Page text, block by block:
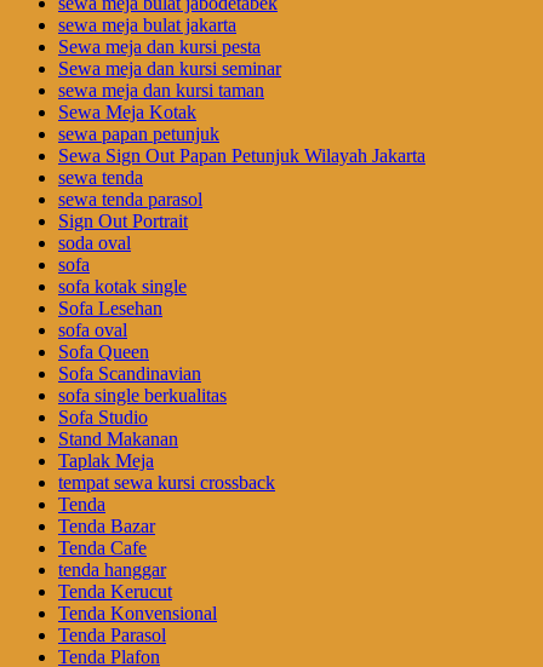
sewa meja bulat jakarta
Sewa meja dan kursi pesta
Sewa meja dan kursi seminar
sewa meja dan kursi taman
Sewa Meja Kotak
sewa papan petunjuk
Sewa Sign Out Papan Petunjuk Wilayah Jakarta
sewa tenda
sewa tenda parasol
Sign Out Portrait
soda oval
sofa
sofa kotak single
Sofa Lesehan
sofa oval
Sofa Queen
Sofa Scandinavian
sofa single berkualitas
Sofa Studio
Stand Makanan
Taplak Meja
tempat sewa kursi crossback
Tenda
Tenda Bazar
Tenda Cafe
tenda hanggar
Tenda Kerucut
Tenda Konvensional
Tenda Parasol
Tenda Plafon